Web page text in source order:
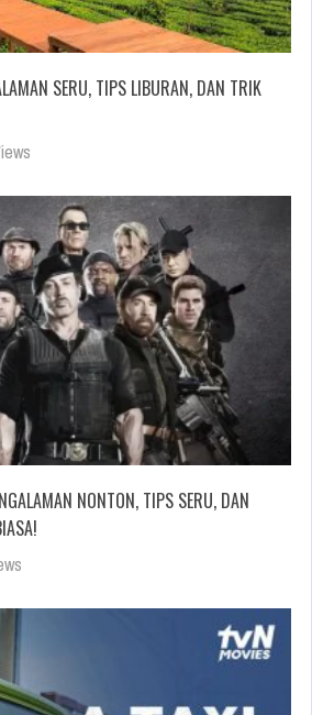
SERU, TIPS LIBURAN, DAN TRIK
NONTON, TIPS SERU, DAN